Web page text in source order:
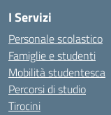
I Servizi
Personale scolastico
Famiglie e studenti
Mobilità studentesca
Percorsi di studio
Tirocini